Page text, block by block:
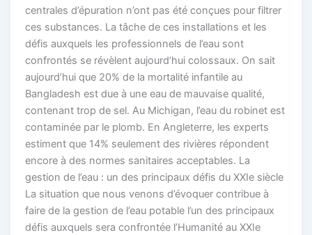
centrales d’épuration n’ont pas été conçues pour filtrer
ces substances. La tâche de ces installations et les
défis auxquels les professionnels de l’eau sont
confrontés se révèlent aujourd’hui colossaux. On sait
aujourd’hui que 20% de la mortalité infantile au
Bangladesh est due à une eau de mauvaise qualité,
contenant trop de sel. Au Michigan, l’eau du robinet est
contaminée par le plomb. En Angleterre, les experts
estiment que 14% seulement des rivières répondent
encore à des normes sanitaires acceptables. La
gestion de l’eau : un des principaux défis du XXIe siècle
La situation que nous venons d’évoquer contribue à
faire de la gestion de l’eau potable l’un des principaux
défis auxquels sera confrontée l’Humanité au XXIe